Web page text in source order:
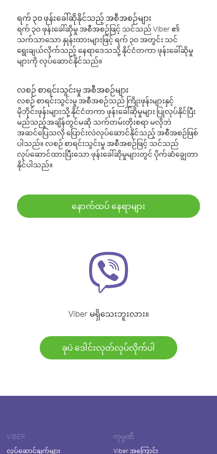
ရက် ၃၀ ဖုန်းခေါ်ဆိုနိုင်သည့် အစီအစဉ်များ
ရက် ၃၀ ဖုန်းခေါ်ဆိုမှု အစီအစဉ်ဖြင့် သင်သည် Viber ၏
သက်သာသော နှုန်းထားများဖြင့် ရက် ၃၀ အတွင်း သင်
ရွေးချယ်လိုက်သည့် နေရာဒေသသို့ နိုင်ငံတကာ ဖုန်းခေါ်ဆိုမှု
များကို လုပ်ဆောင်နိုင်သည်။
လစဉ် စာရင်းသွင်းမှု အစီအစဉ်များ
လစဉ် စာရင်းသွင်းမှု အစီအစဉ်သည် ကြိုးဖုန်းများနှင့်
မိုဘိုင်းဖုန်းများသို့ နိုင်ငံတကာ ဖုန်းခေါ်ဆိုမှုများ ပြုလုပ်နိုင်ပြီး
မည်သည့်အချိန်တွင်မဆို သက်တမ်းတိုးစရာ မလိုဘဲ
အဆင်ပြေသလို ပြောင်းလဲလုပ်ဆောင်နိုင်သည့် အစီအစဉ်ဖြစ်
ပါသည်။ လစဉ် စာရင်းသွင်းမှု အစီအစဉ်ဖြင့် သင်သည်
လုပ်ဆောင်ထားပြီးသော ဖုန်းခေါ်ဆိုမှုများတွင် ပိုက်ဆံချွေတာ
နိုင်ပါသည်။
နောက်ထပ် နေရာများ
Viber မရှိသေးဘူးလား။
ခုပဲ ဒေါင်းလုတ်လုပ်လိုက်ပါ
VIBER
လုပ်ဆောင်ချက်များ
ကုမ္ပဏီ
Viber အကြောင်း